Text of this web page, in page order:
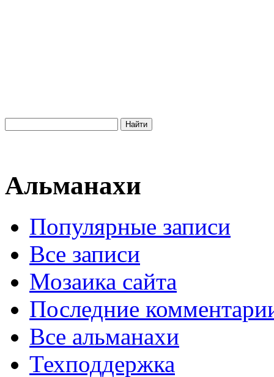
Альманахи
Популярные записи
Все записи
Мозаика сайта
Последние
Все альманахи
Техподдержка